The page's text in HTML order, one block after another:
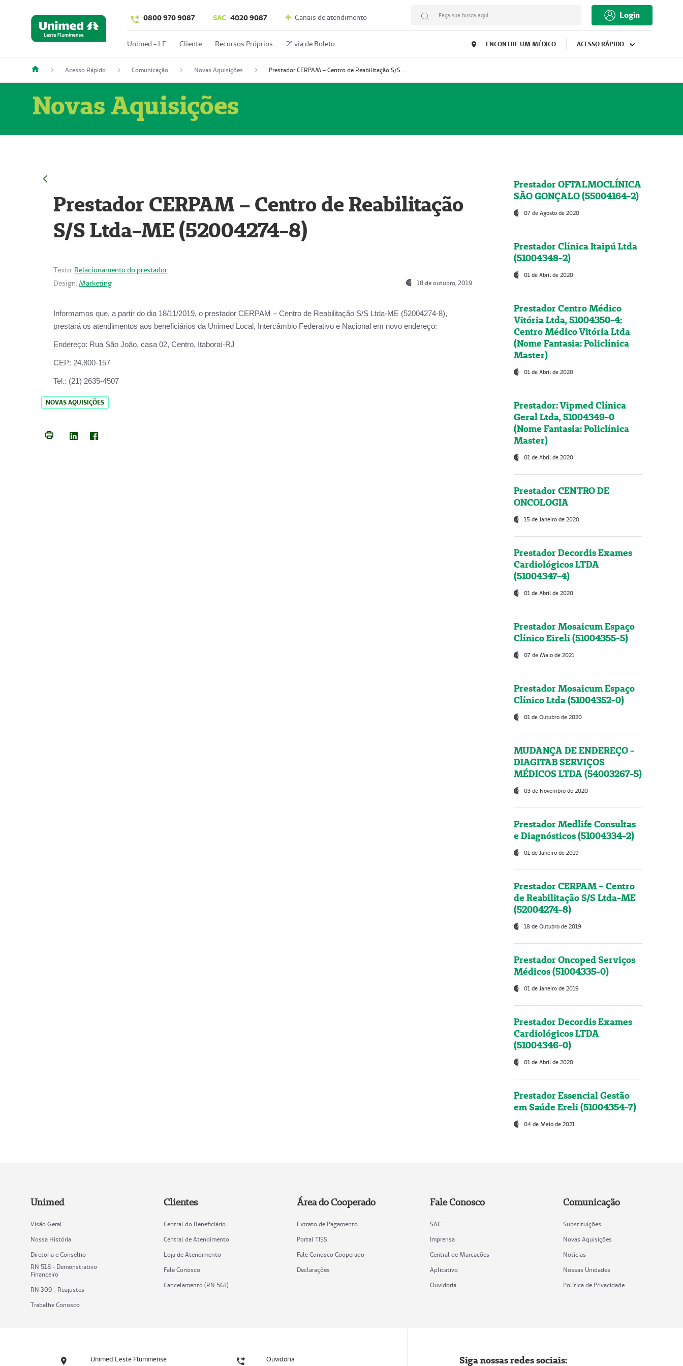
0800 970 9087 SAC 4020 9087 Canais de atendimento Faça sua busca aqui Login
Unimed - LF Cliente Recursos Próprios 2º via de Boleto ENCONTRE UM MÉDICO ACESSO RÁPIDO
Acesso Rápido Comunicação Novas Aquisições Prestador CERPAM – Centro de Reabilitação S/S Ltda-ME (52004274-8)
Novas Aquisições
Prestador CERPAM – Centro de Reabilitação
S/S Ltda-ME (52004274-8)
Texto: Relacionamento do prestador
Design: Marketing 18 de outubro, 2019
Informamos que, a partir do dia 18/11/2019, o prestador CERPAM – Centro de Reabilitação S/S Ltda-ME (52004274-8),
prestará os atendimentos aos beneficiários da Unimed Local, Intercâmbio Federativo e Nacional em novo endereço:
Endereço: Rua São João, casa 02, Centro, Itaboraí-RJ
CEP: 24.800-157
Tel.: (21) 2635-4507
NOVAS AQUISIÇÕES
Prestador OFTALMOCLÍNICA
SÃO GONÇALO (55004164-2)
07 de Agosto de 2020
Prestador Clínica Itaipú Ltda
(51004348-2)
01 de Abril de 2020
Prestador Centro Médico
Vitória Ltda, 51004350-4:
Centro Médico Vitória Ltda
(Nome Fantasia: Policlínica
Master)
01 de Abril de 2020
Prestador: Vipmed Clínica
Geral Ltda, 51004349-0
(Nome Fantasia: Policlínica
Master)
01 de Abril de 2020
Prestador CENTRO DE
ONCOLOGIA
15 de Janeiro de 2020
Prestador Decordis Exames
Cardiológicos LTDA
(51004347-4)
01 de Abril de 2020
Prestador Mosaicum Espaço
Clínico Eireli (51004355-5)
07 de Maio de 2021
Prestador Mosaicum Espaço
Clínico Ltda (51004352-0)
01 de Outubro de 2020
MUDANÇA DE ENDEREÇO -
DIAGITAB SERVIÇOS
MÉDICOS LTDA (54003267-5)
03 de Novembro de 2020
Prestador Medlife Consultas
e Diagnósticos (51004334-2)
01 de Janeiro de 2019
Prestador CERPAM – Centro
de Reabilitação S/S Ltda-ME
(52004274-8)
18 de Outubro de 2019
Prestador Oncoped Serviços
Médicos (51004335-0)
01 de Janeiro de 2019
Prestador Decordis Exames
Cardiológicos LTDA
(51004346-0)
01 de Abril de 2020
Prestador Essencial Gestão
em Saúde Ereli (51004354-7)
04 de Maio de 2021
Unimed
Visão Geral
Nossa História
Diretoria e Conselho
RN 518 - Demonstrativo
Financeiro
RN 309 - Reajustes
Trabalhe Conosco
Clientes
Central do Beneficiário
Central de Atendimento
Loja de Atendimento
Fale Conosco
Cancelamento (RN 561)
Área do Cooperado
Extrato de Pagamento
Portal TISS
Fale Conosco Cooperado
Declarações
Fale Conosco
SAC
Imprensa
Central de Marcações
Aplicativo
Ouvidoria
Comunicação
Substituições
Novas Aquisições
Notícias
Nossas Unidades
Política de Privacidade
Unimed Leste Fluminense Ouvidoria Siga nossas redes sociais: